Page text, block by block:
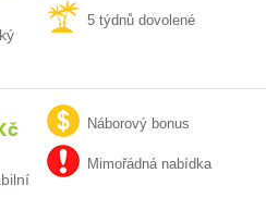
5 týdnů dovolené
Náborový bonus
Mimořádná nabídka